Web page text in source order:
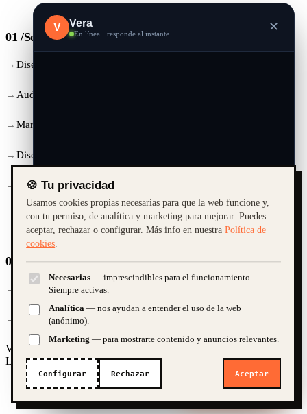
01 /Servicios
Diseño Web
Audiovisual
Marketing & SEO
Diseño Gráfico
Mantenimiento
02 / Contacto
+34 657 085 019
hola@platanitorico.com
Vera · Almería · ES
L–V · 09:00 – 19:00
🍪 Tu privacidad
Usamos cookies propias necesarias para que la web funcione y,
con tu permiso, de analítica y marketing para mejorar. Puedes
aceptar, rechazar o configurar. Más info en nuestraPolítica de
cookies.
Necesarias— imprescindibles para el funcionamiento.
Siempre activas.
Analítica— nos ayudan a entender el uso de la web
(anónimo).
Marketing — para mostrarte contenido y anuncios relevantes.
Configurar Rechazar Aceptar
V Vera
En línea · responde al instante ✕
¿Cuánto cuesta una web? Quiero una tienda online
¿SEO y marketing?
IA · demo. Guardamos la conversación para poder atenderte; te atiende
una persona si hace falta.